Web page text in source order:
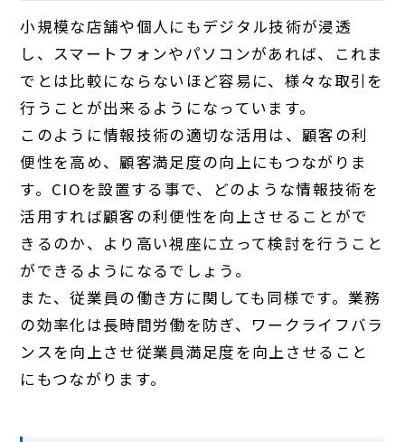
小規模な店舗や個人にもデジタル技術が浸透
し、スマートフォンやパソコンがあれば、これま
でとは比較にならないほど容易に、様々な取引を
行うことが出来るようになっています。
このように情報技術の適切な活用は、顧客の利
便性を高め、顧客満足度の向上にもつながりま
す。CIOを設置する事で、どのような情報技術を
活用すれば顧客の利便性を向上させることがで
きるのか、より高い視座に立って検討を行うこと
ができるようになるでしょう。
また、従業員の働き方に関しても同様です。業務
の効率化は長時間労働を防ぎ、ワークライフバラ
ンスを向上させ従業員満足度を向上させること
にもつながります。